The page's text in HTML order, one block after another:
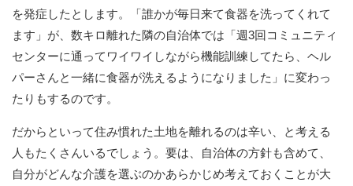
を発症したとします。「誰かが毎日来て食器を洗ってくれて
ます」が、数キロ離れた隣の自治体では「週3回コミュニティ
センターに通ってワイワイしながら機能訓練してたら、ヘル
パーさんと一緒に食器が洗えるようになりました」に変わっ
たりもするのです。
だからといって住み慣れた土地を離れるのは辛い、と考える
人もたくさんいるでしょう。要は、自治体の方針も含めて、
自分がどんな介護を選ぶのかあらかじめ考えておくことが大